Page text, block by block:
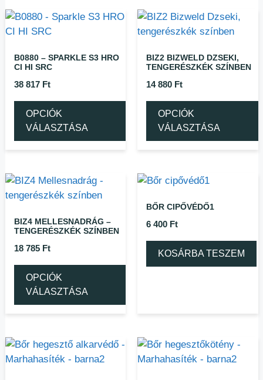
B0880 – SPARKLE S3 HRO
CI HI SRC
38 817 Ft
OPCIÓK
VÁLASZTÁSA
BIZ2 BIZWELD DZSEKI,
TENGERÉSZKÉK SZÍNBEN
14 880 Ft
OPCIÓK
VÁLASZTÁSA
BIZ4 MELLESNADRÁG –
TENGERÉSZKÉK SZÍNBEN
18 785 Ft
OPCIÓK
VÁLASZTÁSA
BŐR CIPŐVÉDŐ1
6 400 Ft
KOSÁRBA TESZEM